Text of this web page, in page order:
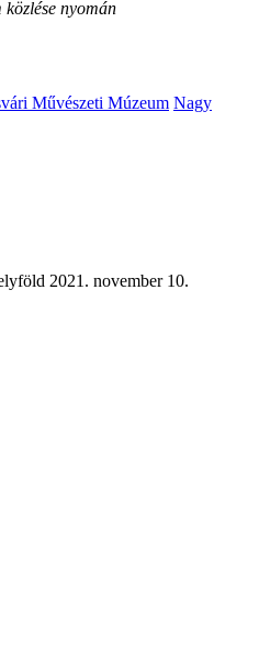
nyomán
Művészeti Múzeum Nagy
2021. november 10.